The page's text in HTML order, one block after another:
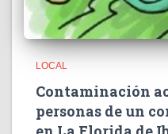
LOCAL
Contaminación
personas de un